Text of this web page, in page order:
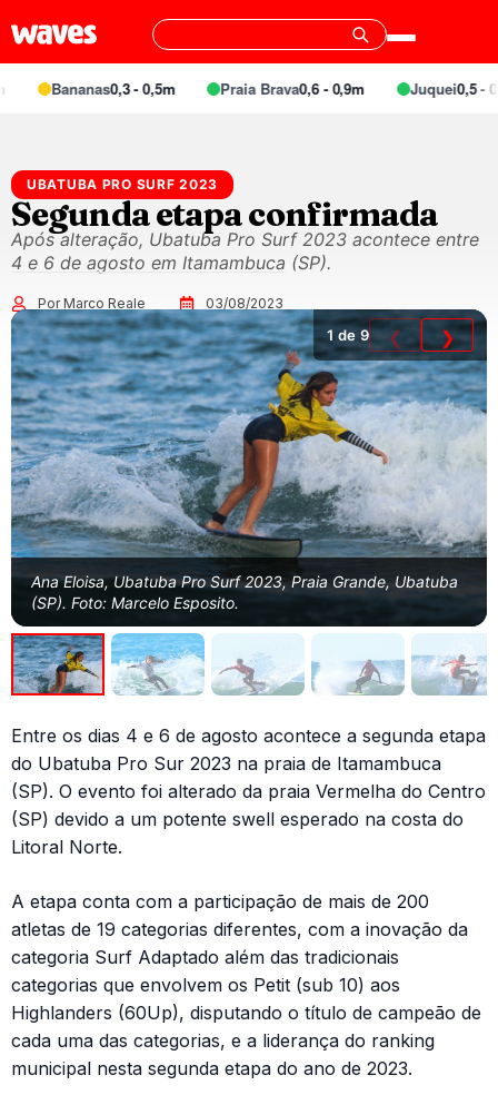
Bananas0,3 - 0,5m Praia Brava0,6 - 0,9m Juquei0,5 -
UBATUBA PRO SURF 2023
Segunda etapa confirmada
Após alteração, Ubatuba Pro Surf 2023 acontece entre
4 e 6 de agosto em Itamambuca (SP).
Por Marco Reale 03/08/2023
Ana Eloisa, Ubatuba Pro Surf 2023, Praia Grande, Ubatuba
(SP). Foto: Marcelo Esposito.
1 de 9 ❮ ❯
Entre os dias 4 e 6 de agosto acontece a segunda etapa
do Ubatuba Pro Sur 2023 na praia de Itamambuca
(SP). O evento foi alterado da praia Vermelha do Centro
(SP) devido a um potente swell esperado na costa do
Litoral Norte.
A etapa conta com a participação de mais de 200
atletas de 19 categorias diferentes, com a inovação da
categoria Surf Adaptado além das tradicionais
categorias que envolvem os Petit (sub 10) aos
Highlanders (60Up), disputando o título de campeão de
cada uma das categorias, e a liderança do ranking
municipal nesta segunda etapa do ano de 2023.